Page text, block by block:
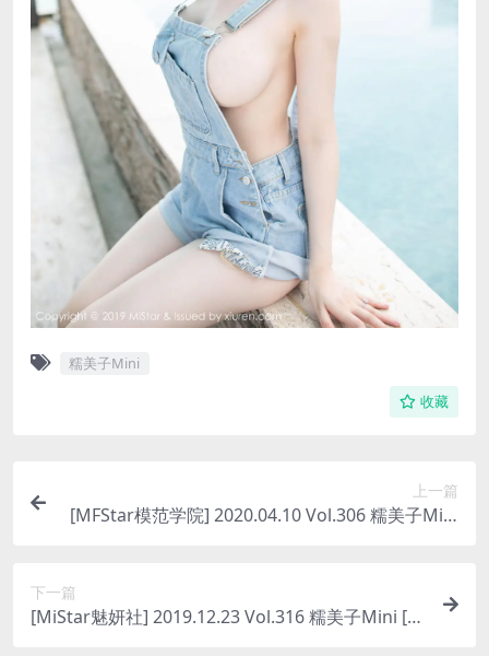
糯美子Mini
收藏
上一篇
[MFStar模范学院] 2020.04.10 Vol.306 糯美子Mini
下一篇
[MiStar魅妍社] 2019.12.23 Vol.316 糯美子Mini [5